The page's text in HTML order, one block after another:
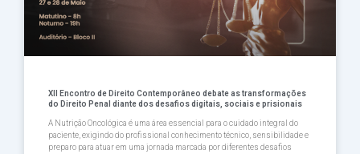
XII Encontro de Direito Contemporâneo debate as transformações
do Direito Penal diante dos desafios digitais, sociais e prisionais
A Nutrição Oncológica é uma área essencial para o cuidado integral do
paciente, exigindo do profissional conhecimento técnico, sensibilidade e
preparo para atuar em uma jornada marcada por diferentes desafios